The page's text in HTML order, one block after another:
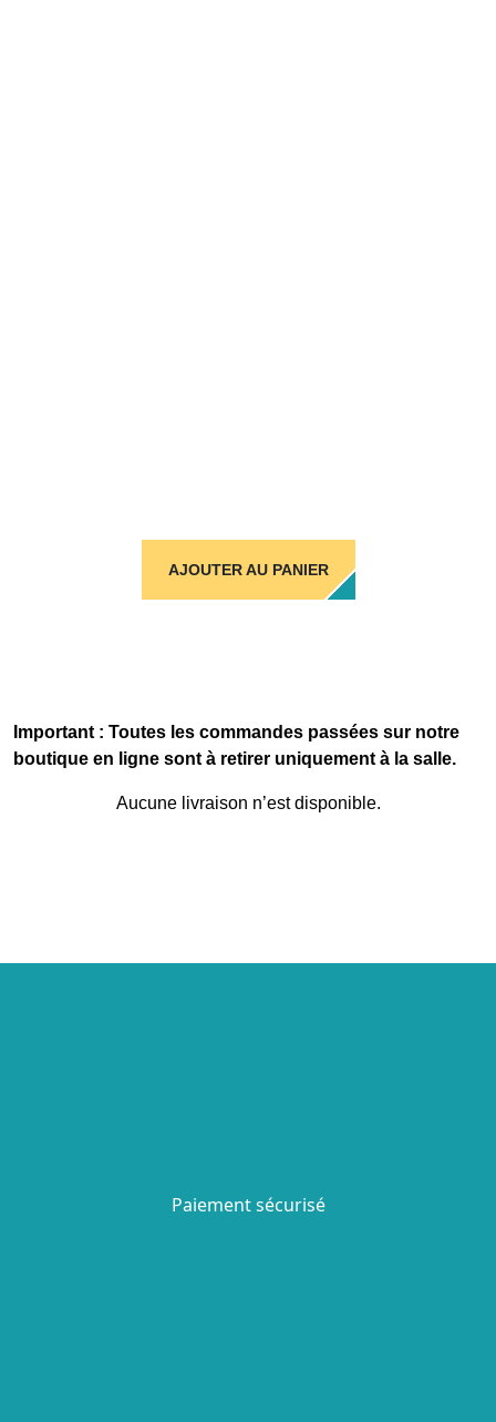
AJOUTER AU PANIER
Important : Toutes les commandes passées sur notre
boutique en ligne sont à retirer uniquement à la salle.
Aucune livraison n’est disponible.
Paiement sécurisé